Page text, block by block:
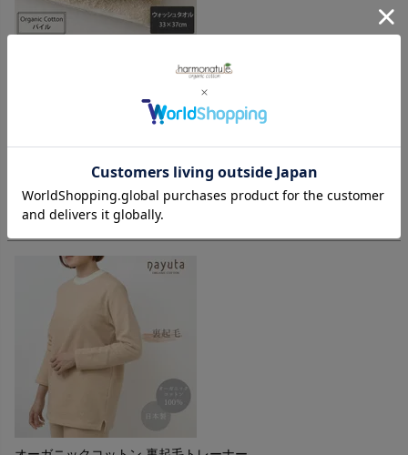
此方の製品は長く愛用しております。お値段もリーズナブル
で柔らかく大判でお気に入りの今治タオルてす。